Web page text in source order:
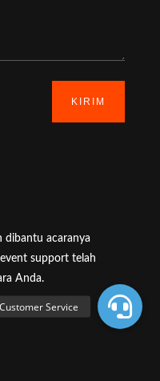
KIRIM
dibantu acaranya
support telah
Anda.